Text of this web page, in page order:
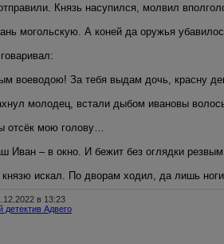
Князь насупился, молвил
могольскую. А коней да оружья
воеводою! За тебя выдам дочь, красну
молодец, встали дыбом ивановы
отсёк мою голову…
Иван – в окно. И бежит без оглядки
искал. По дворам ходил, да лишь
в 13:23
детектив Адвего